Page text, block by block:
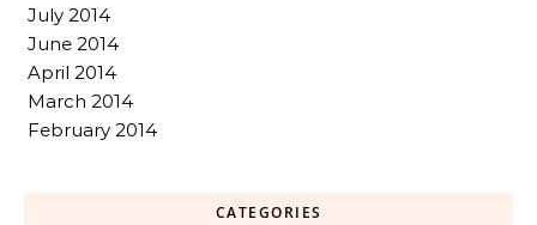
July 2014
June 2014
April 2014
March 2014
February 2014
CATEGORIES